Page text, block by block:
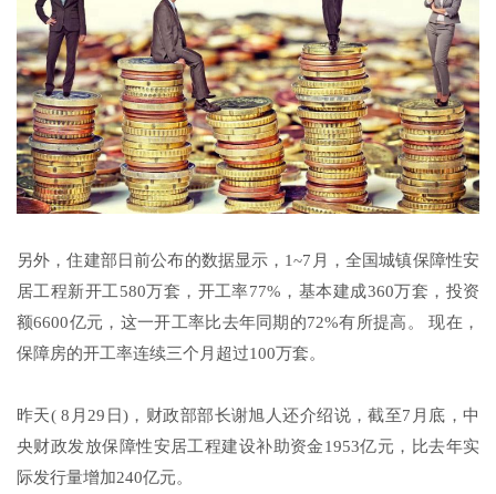
另外，住建部日前公布的数据显示，1~7月，全国城镇保障性安
居工程新开工580万套，开工率77%，基本建成360万套，投资
额6600亿元，这一开工率比去年同期的72%有所提高。 现在，
保障房的开工率连续三个月超过100万套。
昨天( 8月29日)，财政部部长谢旭人还介绍说，截至7月底，中
央财政发放保障性安居工程建设补助资金1953亿元，比去年实
际发行量增加240亿元。